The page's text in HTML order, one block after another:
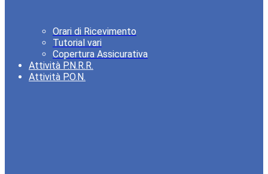
Orari di Ricevimento
Tutorial vari
Copertura Assicurativa
Attività P.N.R.R.
Attività P.O.N.